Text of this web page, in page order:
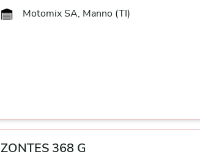
Motomix SA, Manno (TI)
ZONTES 368 G